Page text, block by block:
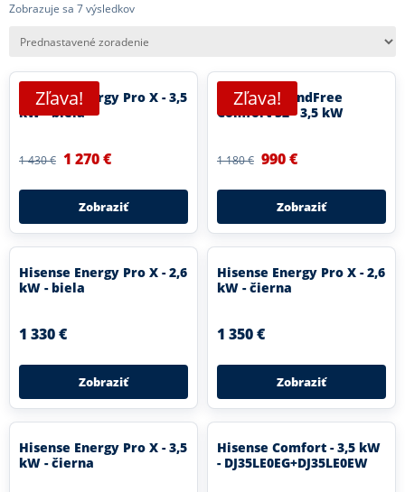
Zobrazuje sa 7 výsledkov
Zľava!
Hisense Energy Pro X - 3,5
kW - biela
1 430 € 1 270 €
Zobraziť
Zľava!
Samsung WindFree
Comfort S2 - 3,5 kW
1 180 € 990 €
Zobraziť
Hisense Energy Pro X - 2,6
kW - biela
1 330 €
Zobraziť
Hisense Energy Pro X - 2,6
kW - čierna
1 350 €
Zobraziť
Hisense Energy Pro X - 3,5
kW - čierna
Hisense Comfort - 3,5 kW
- DJ35LE0EG+DJ35LE0EW